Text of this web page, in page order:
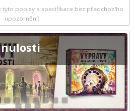
tyto popisy a specifikace bez předchozího
upozornění)